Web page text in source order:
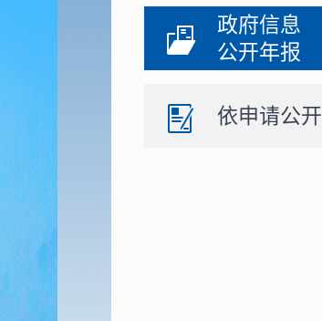
政府信息
公开年报
依申请公开